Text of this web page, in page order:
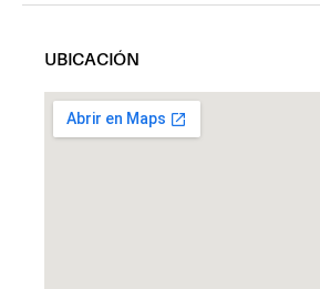
UBICACIÓN